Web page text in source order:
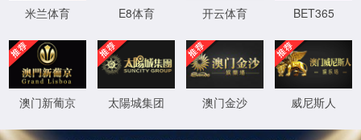
2026买世界杯赛事网站(中国
区)-Official website